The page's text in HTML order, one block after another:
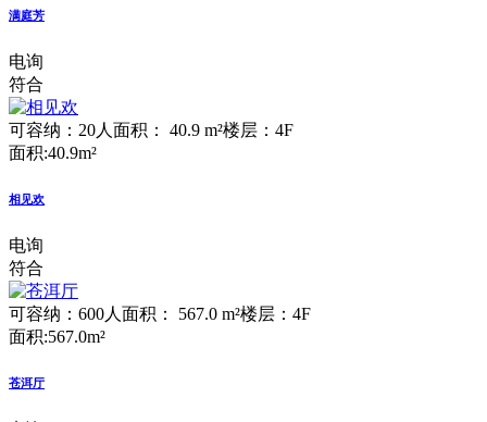
满庭芳
电询
符合
可容纳：20人 面积： 40.9 m²楼层：4F
面积:40.9m²
相见欢
电询
符合
可容纳：600人 面积： 567.0 m²楼层：4F
面积:567.0m²
苍洱厅